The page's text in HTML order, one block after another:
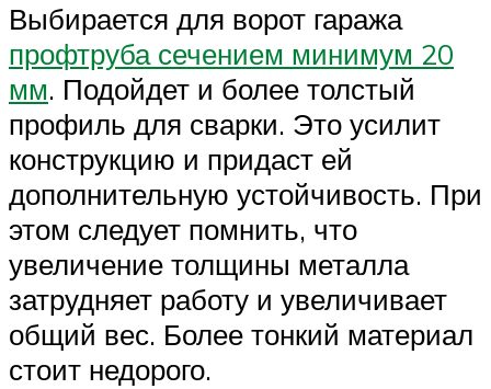
Выбирается для ворот гаража
профтруба сечением минимум 20
мм. Подойдет и более толстый
профиль для сварки. Это усилит
конструкцию и придаст ей
дополнительную устойчивость. При
этом следует помнить, что
увеличение толщины металла
затрудняет работу и увеличивает
общий вес. Более тонкий материал
стоит недорого.